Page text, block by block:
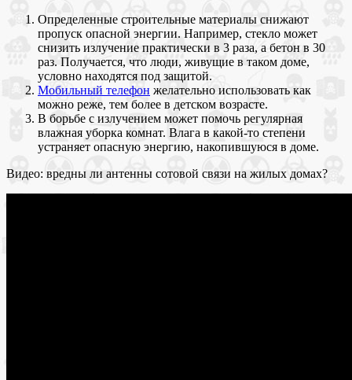
Определенные строительные материалы снижают
пропуск опасной энергии. Например, стекло может
снизить излучение практически в 3 раза, а бетон в 30
раз. Получается, что люди, живущие в таком доме,
условно находятся под защитой.
Мобильный телефон желательно использовать как
можно реже, тем более в детском возрасте.
В борьбе с излучением может помочь регулярная
влажная уборка комнат. Влага в какой-то степени
устраняет опасную энергию, накопившуюся в доме.
Видео: вредны ли антенны сотовой связи на жилых домах?